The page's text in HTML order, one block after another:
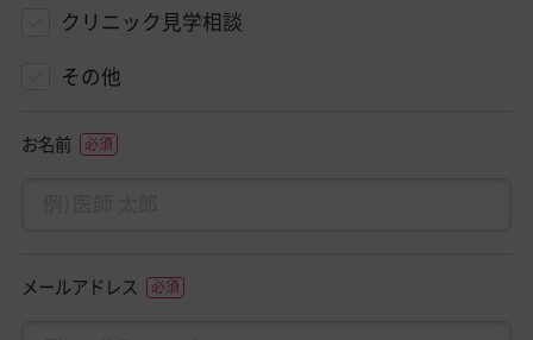
クリニック見学相談
その他
お名前
メールアドレス